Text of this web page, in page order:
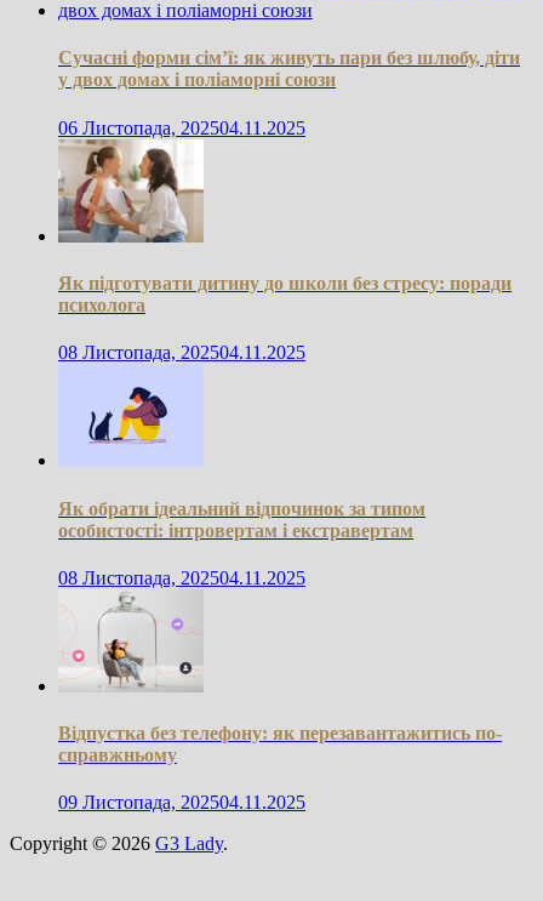
Сучасні форми сім’ї: як живуть пари без шлюбу, діти
у двох домах і поліаморні союзи
06 Листопада, 202504.11.2025
Як підготувати дитину до школи без стресу: поради
психолога
08 Листопада, 202504.11.2025
Як обрати ідеальний відпочинок за типом
особистості: інтровертам і екстравертам
08 Листопада, 202504.11.2025
Відпустка без телефону: як перезавантажитись по-
справжньому
09 Листопада, 202504.11.2025
Copyright © 2026 G3 Lady.